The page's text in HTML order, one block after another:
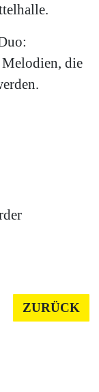
Melodien, die
ZURÜCK